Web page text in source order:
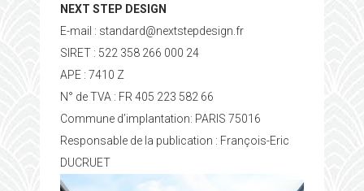
NEXT STEP DESIGN
E-mail : standard@nextstepdesign.fr
SIRET : 522 358 266 000 24
APE : 7410 Z
N° de TVA : FR 405 223 582 66
Commune d’implantation: PARIS 75016
Responsable de la publication : François-Eric
DUCRUET